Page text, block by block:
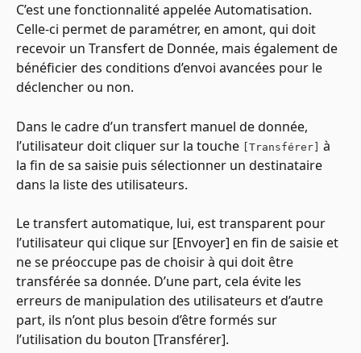
C’est une fonctionnalité appelée Automatisation.
Celle-ci permet de paramétrer, en amont, qui doit
recevoir un Transfert de Donnée, mais également de
bénéficier des conditions d’envoi avancées pour le
déclencher ou non.
Dans le cadre d’un transfert manuel de donnée,
l’utilisateur doit cliquer sur la touche
[Transférer]
à
la fin de sa saisie puis sélectionner un destinataire
dans la liste des utilisateurs.
Le transfert automatique, lui, est transparent pour
l’utilisateur qui clique sur [Envoyer] en fin de saisie et
ne se préoccupe pas de choisir à qui doit être
transférée sa donnée. D’une part, cela évite les
erreurs de manipulation des utilisateurs et d’autre
part, ils n’ont plus besoin d’être formés sur
l’utilisation du bouton [Transférer].